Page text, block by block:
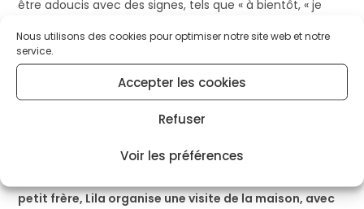
Nous utilisons des cookies pour optimiser notre site web et notre
service.
Accepter les cookies
Refuser
Voir les préférences
être adoucis avec des signes, tels que « à bientôt, « je
Tome 7 : Lila et Elliot
Dans ce livre,Lila rencontre son petit frère Elliot. Ces
derniers mois, Lila a remarqué des changements chez
grandi et fait preuve d’une grande maturité en préparant
petit frère, Lila organise une visite de la maison, avec